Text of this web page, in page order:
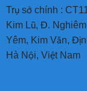
Trụ sở chính :
Kim Lũ, Đ.
Yêm, Kim Văn,
Hà Nội, Việt Nam